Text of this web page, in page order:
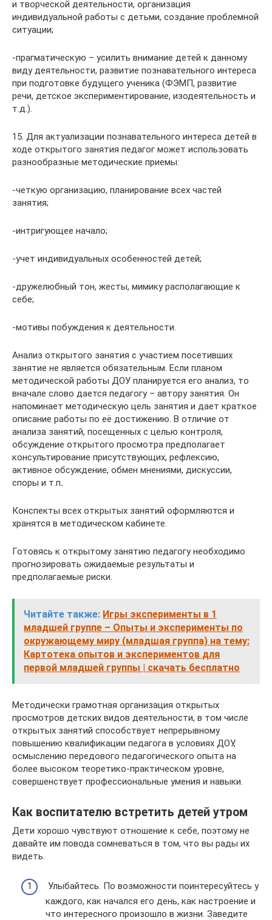
и творческой деятельности, организация
индивидуальной работы с детьми, создание проблемной
ситуации;
-прагматическую – усилить внимание детей к данному
виду деятельности, развитие познавательного интереса
при подготовке будущего ученика (ФЭМП, развитие
речи, детское экспериментирование, изодеятельность и
т.д.).
15. Для актуализации познавательного интереса детей в
ходе открытого занятия педагог может использовать
разнообразные методические приемы:
-четкую организацию, планирование всех частей
занятия;
-интригующее начало;
-учет индивидуальных особенностей детей;
-дружелюбный тон, жесты, мимику располагающие к
себе;
-мотивы побуждения к деятельности.
Анализ открытого занятия с участием посетивших
занятие не является обязательным. Если планом
методической работы ДОУ планируется его анализ, то
вначале слово дается педагогу – автору занятия. Он
напоминает методическую цель занятия и дает краткое
описание работы по её достижению. В отличие от
анализа занятий, посещенных с целью контроля,
обсуждение открытого просмотра предполагает
консультирование присутствующих, рефлексию,
активное обсуждение, обмен мнениями, дискуссии,
споры и т.п.
Конспекты всех открытых занятий оформляются и
хранятся в методическом кабинете.
Готовясь к открытому занятию педагогу необходимо
прогнозировать ожидаемые результаты и
предполагаемые риски.
Читайте также: Игры эксперименты в 1
младшей группе – Опыты и эксперименты по
окружающему миру (младшая группа) на тему:
Картотека опытов и экспериментов для
первой младшей группы | скачать бесплатно
Методически грамотная организация открытых
просмотров детских видов деятельности, в том числе
открытых занятий способствует непрерывному
повышению квалификации педагога в условиях ДОУ,
осмыслению передового педагогического опыта на
более высоком теоретико-практическом уровне,
совершенствует профессиональные умения и навыки.
Как воспитателю встретить детей утром
Дети хорошо чувствуют отношение к себе, поэтому не
давайте им повода сомневаться в том, что вы рады их
видеть.
Улыбайтесь. По возможности поинтересуйтесь у
каждого, как начался его день, как настроение и
что интересного произошло в жизни. Заведите